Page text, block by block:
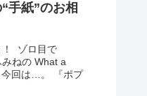
手紙”のお相
！ ゾロ目で
ねの What a
回は…。 『ポプ